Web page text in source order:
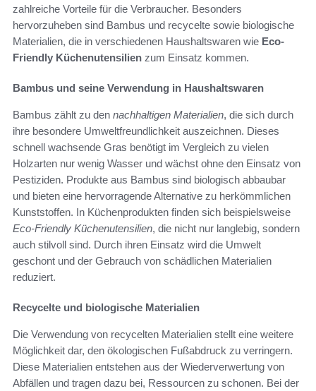
zahlreiche Vorteile für die Verbraucher. Besonders
hervorzuheben sind Bambus und recycelte sowie biologische
Materialien, die in verschiedenen Haushaltswaren wie Eco-
Friendly Küchenutensilien zum Einsatz kommen.
Bambus und seine Verwendung in Haushaltswaren
Bambus zählt zu den nachhaltigen Materialien, die sich durch
ihre besondere Umweltfreundlichkeit auszeichnen. Dieses
schnell wachsende Gras benötigt im Vergleich zu vielen
Holzarten nur wenig Wasser und wächst ohne den Einsatz von
Pestiziden. Produkte aus Bambus sind biologisch abbaubar
und bieten eine hervorragende Alternative zu herkömmlichen
Kunststoffen. In Küchenprodukten finden sich beispielsweise
Eco-Friendly Küchenutensilien, die nicht nur langlebig, sondern
auch stilvoll sind. Durch ihren Einsatz wird die Umwelt
geschont und der Gebrauch von schädlichen Materialien
reduziert.
Recycelte und biologische Materialien
Die Verwendung von recycelten Materialien stellt eine weitere
Möglichkeit dar, den ökologischen Fußabdruck zu verringern.
Diese Materialien entstehen aus der Wiederverwertung von
Abfällen und tragen dazu bei, Ressourcen zu schonen. Bei der